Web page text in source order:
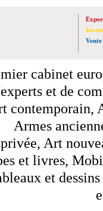
Vente
cabinet
et de
contemporain,
Armes
Art
et livres,
et